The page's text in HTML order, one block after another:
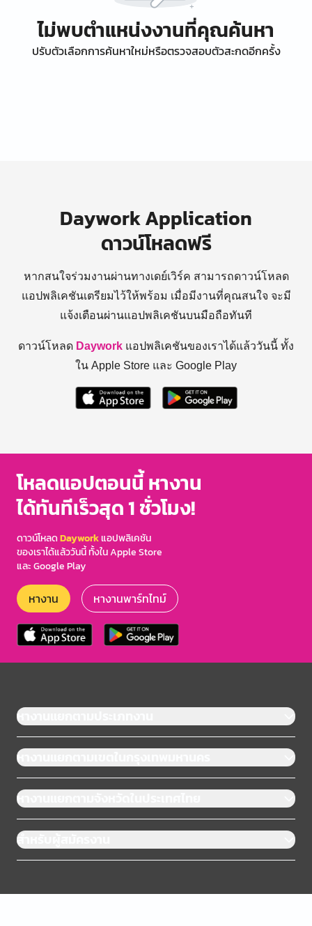
ไม่พบตำแหน่งงานที่คุณค้นหา
ปรับตัวเลือกการค้นหาใหม่หรือตรวจสอบตัวสะกดอีกครั้ง
Daywork Application
ดาวน์โหลดฟรี
หากสนใจร่วมงานผ่านทางเดย์เวิร์ค สามารถดาวน์โหลด
แอปพลิเคชันเตรียมไว้ให้พร้อม เมื่อมีงานที่คุณสนใจ จะมี
แจ้งเตือนผ่านแอปพลิเคชันบนมือถือทันที
ดาวน์โหลด Daywork แอปพลิเคชันของเราได้แล้ววันนี้ ทั้ง
ใน Apple Store และ Google Play
โหลดแอปตอนนี้ หางาน
ได้ทันทีเร็วสุด 1 ชั่วโมง!
ดาวน์โหลดDayworkแอปพลิเคชัน
ของเราได้แล้ววันนี้ ทั้งใน Apple Store
และ Google Play
หางาน หางานพาร์ทไทม์
หางานแยกตามประเภทงาน
หางานแยกตามเขตในกรุงเทพมหานคร
หางานแยกตามจังหวัดในประเทศไทย
สำหรับผู้สมัครงาน